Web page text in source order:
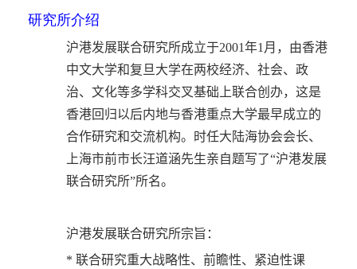
研究所介绍
沪港发展联合研究所成立于2001年1月，由香港
中文大学和复旦大学在两校经济、社会、政
治、文化等多学科交叉基础上联合创办，这是
香港回归以后内地与香港重点大学最早成立的
合作研究和交流机构。时任大陆海协会会长、
上海市前市长汪道涵先生亲自题写了“沪港发展
联合研究所”所名。
沪港发展联合研究所宗旨：
* 联合研究重大战略性、前瞻性、紧迫性课